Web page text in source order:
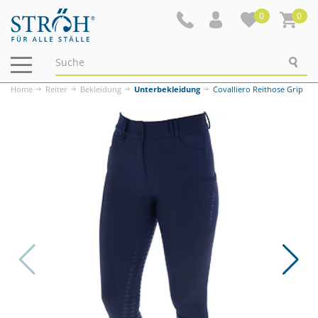
0 0
Navigation
ein-/ausblenden
Home Reiter Bekleidung Unterbekleidung Covalliero Reithose Grip